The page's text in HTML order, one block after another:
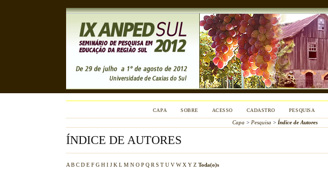
CAPA SOBRE ACESSO CADASTRO PESQUISA
Capa > Pesquisa > Índice de Autores
ÍNDICE DE AUTORES
A B C D E F G H I J K L M N O P Q R S T U V W X Y Z Toda(o)s